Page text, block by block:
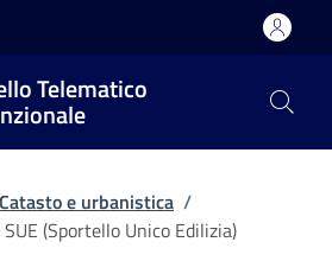
Telematico
Catasto e urbanistica /
(Sportello Unico Edilizia)